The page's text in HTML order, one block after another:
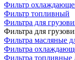
Фильтр
Фильтр топливный
Фильтра для
Фильтра для
Фильтра масляные
Фильтра
Фильтра топливные